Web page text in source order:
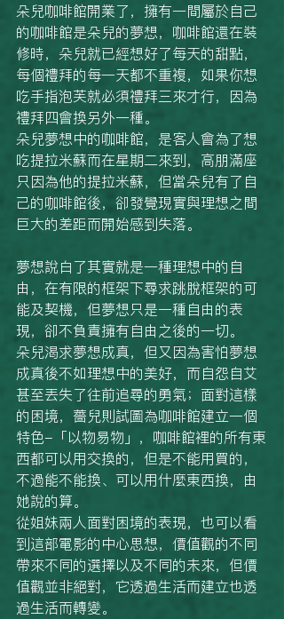
朵兒咖啡館開業了，擁有一間屬於自己
的咖啡館是朵兒的夢想，咖啡館還在裝
修時，朵兒就已經想好了每天的甜點，
每個禮拜的每一天都不重複，如果你想
吃手指泡芙就必須禮拜三來才行，因為
禮拜四會換另外一種。
朵兒夢想中的咖啡館，是客人會為了想
吃提拉米蘇而在星期二來到，高朋滿座
只因為他的提拉米蘇，但當朵兒有了自
己的咖啡館後，卻發覺現實與理想之間
巨大的差距而開始感到失落。
夢想說白了其實就是一種理想中的自
由，在有限的框架下尋求跳脫框架的可
能及契機，但夢想只是一種自由的表
現，卻不負責擁有自由之後的一切。
朵兒渴求夢想成真，但又因為害怕夢想
成真後不如理想中的美好，而自怨自艾
甚至丟失了往前追尋的勇氣；面對這樣
的困境，薔兒則試圖為咖啡館建立一個
特色-「以物易物」，咖啡館裡的所有東
西都可以用交換的，但是不能用買的，
不過能不能換、可以用什麼東西換，由
她說的算。
從姐妹兩人面對困境的表現，也可以看
到這部電影的中心思想，價值觀的不同
帶來不同的選擇以及不同的未來，但價
值觀並非絕對，它透過生活而建立也透
過生活而轉變。